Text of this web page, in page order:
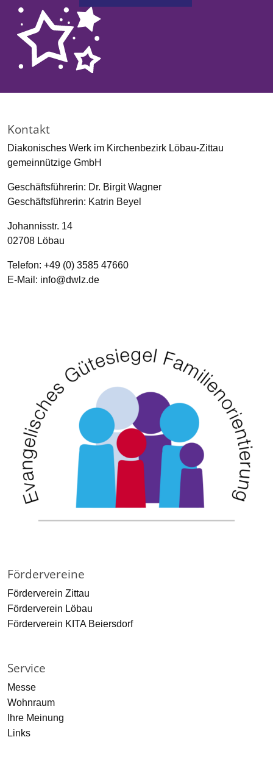
Service
Messe
Wohnraum
Ihre Meinung
Links
Fördervereine
Förderverein Zittau
Förderverein Löbau
Förderverein KITA Beiersdorf
Kontakt
Diakonisches Werk im Kirchenbezirk Löbau-Zittau
gemeinnützige GmbH
Geschäftsführerin: Dr. Birgit Wagner
Geschäftsführerin: Katrin Beyel
Johannisstr. 14
02708 Löbau
Telefon: +49 (0) 3585 47660
E-Mail: info­@­dwlz­.­de